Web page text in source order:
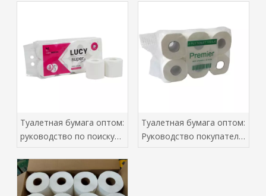
Туалетная бумага оптом:
руководство по поиску
Туалетная бумага оптом:
Руководство покупателя